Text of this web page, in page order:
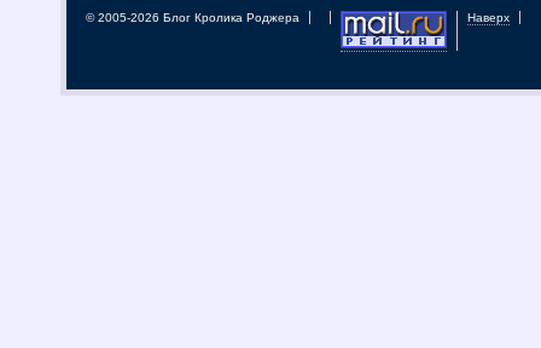
© 2005-2026 Блог Кролика Роджера Наверх